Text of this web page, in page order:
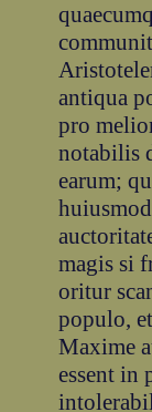
antiqua
pro
notabilis
earum;
magis si
oritur
populo,
Maxime
essent in